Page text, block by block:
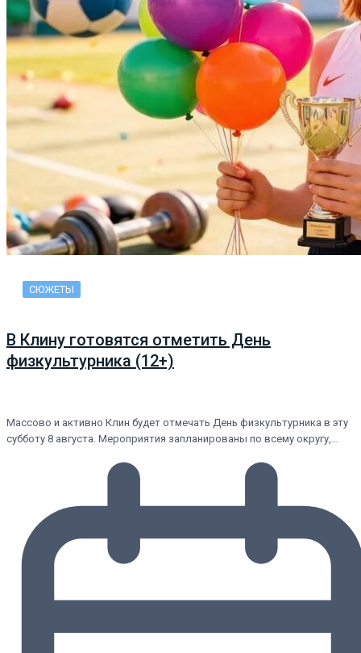
СЮЖЕТЫ
В Клину готовятся отметить День
физкультурника (12+)
Массово и активно Клин будет отмечать День физкультурника в эту
субботу 8 августа. Мероприятия запланированы по всему округу,…